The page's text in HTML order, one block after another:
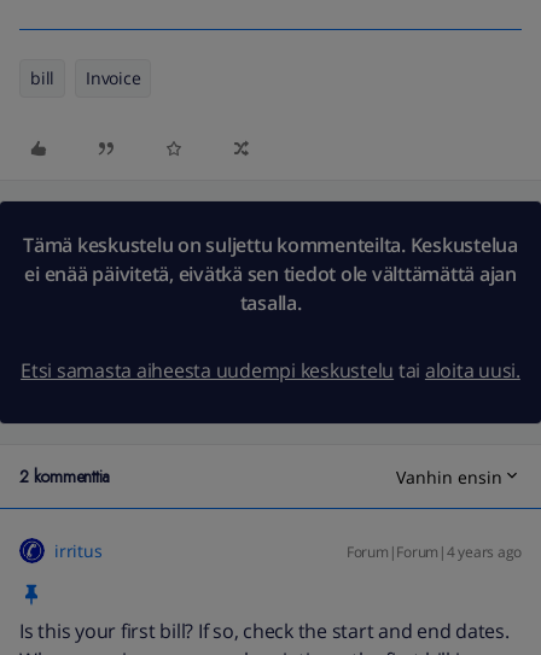
bill Invoice
Tämä keskustelu on suljettu kommenteilta. Keskustelua
ei enää päivitetä, eivätkä sen tiedot ole välttämättä ajan
tasalla.
Etsi samasta aiheesta uudempi keskustelu tai aloita uusi.
2 kommenttia Vanhin ensin
irritus Forum|Forum|4 years ago
Is this your first bill? If so, check the start and end dates.